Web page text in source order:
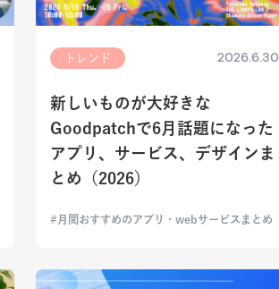
トレンド 2026.6.30
新しいものが大好きな
Goodpatchで6月話題になった
アプリ、サービス、デザインま
とめ（2026）
月間おすすめのアプリ・webサービスまとめ